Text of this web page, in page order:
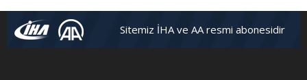
Sitemiz İHA ve AA resmi abonesidir